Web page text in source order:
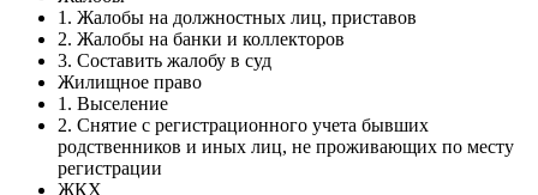
1. Жалобы на должностных лиц, приставов
2. Жалобы на банки и коллекторов
3. Составить жалобу в суд
Жилищное право
1. Выселение
2. Снятие с регистрационного учета бывших
родственников и иных лиц, не проживающих по месту
регистрации
ЖКХ